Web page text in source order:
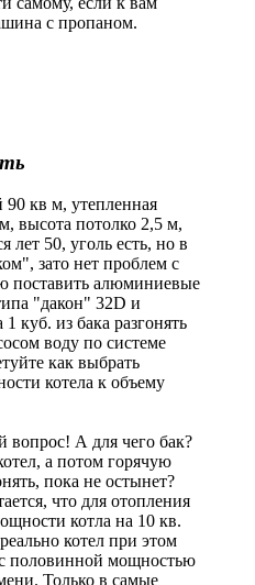
с пропаном.
кв м, утепленная
высота потолко 2,5 м,
лет 50, уголь есть, но в
зато нет проблем с
поставить алюминиевые
"дакон" 32D и
куб. из бака разгонять
воду по системе
как выбрать
котела к объему
вопрос! А для чего бак?
а потом горячую
пока не остынет?
что для отопления
котла на 10 кв.
котел при этом
половинной мощностью
Только в самые